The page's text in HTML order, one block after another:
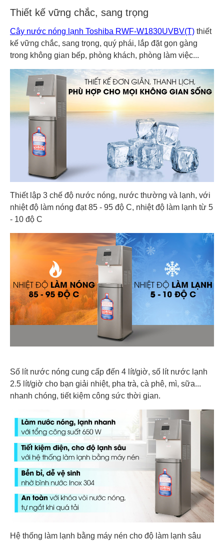
Thiết kế vững chắc, sang trọng
Cây nước nóng lạnh Toshiba RWF-W1830UVBV(T) thiết
kế vững chắc, sang trọng, quý phái, lắp đặt gọn gàng
trong không gian bếp, phòng khách, phòng làm việc...
Thiết lập 3 chế độ nước nóng, nước thường và lạnh, với
nhiệt độ làm nóng đạt 85 - 95 độ C, nhiệt độ làm lạnh từ 5
- 10 độ C
Số lít nước nóng cung cấp đến 4 lít/giờ, số lít nước lạnh
2.5 lít/giờ cho bạn giải nhiệt, pha trà, cà phê, mì, sữa...
nhanh chóng, tiết kiệm công sức thời gian.
Hệ thống làm lạnh bằng máy nén cho độ làm lạnh sâu